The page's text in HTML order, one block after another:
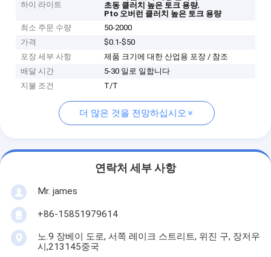
하이 라이트
초동 클러치 높은 토크 용량,
Pto 오버런 클러치 높은 토크 용량
최소 주문 수량
50-2000
가격
$0.1-$50
포장 세부 사항
제품 크기에 대한 산업용 포장 / 참조
배달 시간
5-30 일로 일합니다
지불 조건
T/T
더 많은 것을 전망하십시오
연락처 세부 사항
Mr. james
+86-15851979614
노.9 장베이 도로, 서쪽 레이크 스트리트, 위진 구, 장저우
시,213145중국